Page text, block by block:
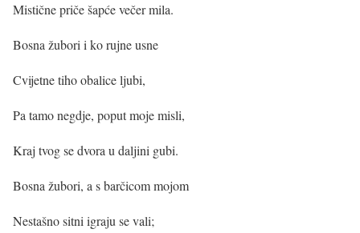
Mistične priče šapće večer mila.
Bosna žubori i ko rujne usne
Cvijetne tiho obalice ljubi,
Pa tamo negdje, poput moje misli,
Kraj tvog se dvora u daljini gubi.
Bosna žubori, a s barčicom mojom
Nestašno sitni igraju se vali;